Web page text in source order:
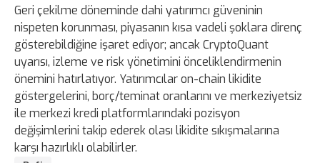
Geri çekilme döneminde dahi yatırımcı güveninin
nispeten korunması, piyasanın kısa vadeli şoklara direnç
gösterebildiğine işaret ediyor; ancak CryptoQuant
uyarısı, izleme ve risk yönetimini önceliklendirmenin
önemini hatırlatıyor. Yatırımcılar on-chain likidite
göstergelerini, borç/teminat oranlarını ve merkeziyetsiz
ile merkezi kredi platformlarındaki pozisyon
değişimlerini takip ederek olası likidite sıkışmalarına
karşı hazırlıklı olabilirler.